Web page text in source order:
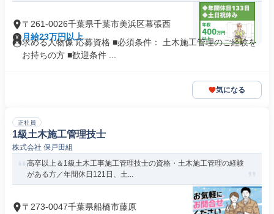
〒261-0026千葉県千葉市美浜区幕張西
月給23万円以上
求める人物像 応募資格 ■必須条件： 土木施工管理のご経験を
お持ちの方 ■歓迎条件 ...
気になる
正社員
1級土木施工管理技士
株式会社 保戸田組
高卒以上＆1級土木工事施工管理技士の資格・土木施工管理の経験
がある方／年間休日121日、土...
〒273-0047千葉県船橋市藤原